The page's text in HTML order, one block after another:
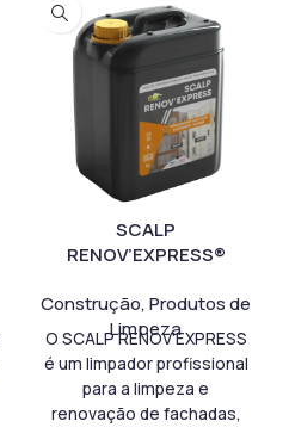
SCALP
RENOV’EXPRESS®
Construção,Produtos de
Limpeza
O SCALP RENOV'EXPRESS
é um limpador profissional
para a limpeza e
renovação de fachadas,